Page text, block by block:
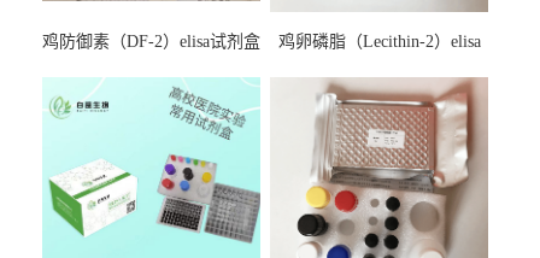
鸡防御素（DF-2）elisa试剂盒
鸡卵磷脂（Lecithin-2）elisa